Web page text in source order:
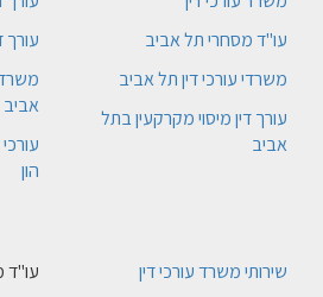
עו"ד מסחרי תל אביב
משרדי עורכי דין תל אביב
עורך דין מיסוי מקרקעין בתל
אביב
עורך
אביב
הון
שירותי משרד עורכי דין
עו"ד